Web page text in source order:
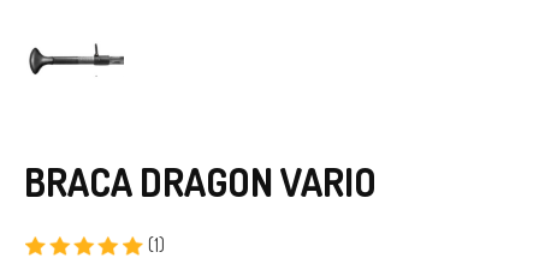
BRACA DRAGON VARIO
(1)